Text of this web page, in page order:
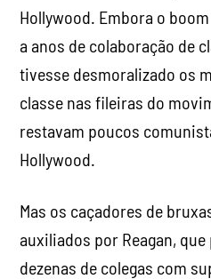
restavam poucos
Hollywood.
Mas os caçadores de
auxiliados por Reagan,
dezenas de colegas com
comunistas para o FBI.
estúdios e ao esgotamento
tornou-se presidente do
de ter “impedido uma